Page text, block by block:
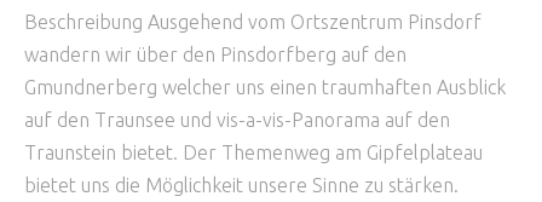
Beschreibung Ausgehend vom Ortszentrum Pinsdorf
wandern wir über den Pinsdorfberg auf den
Gmundnerberg welcher uns einen traumhaften Ausblick
auf den Traunsee und vis-a-vis-Panorama auf den
Traunstein bietet. Der Themenweg am Gipfelplateau
bietet uns die Möglichkeit unsere Sinne zu stärken.